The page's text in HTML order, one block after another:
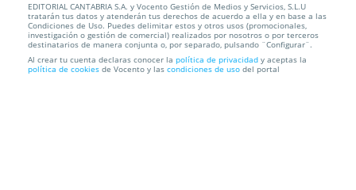
30€
EXCLUSIVO GASTROPLAN ARROCES EN
EDITORIAL CANTABRIA S.A. y Vocento Gestión de Medios y Servicios, S.L.U
tratarán tus datos y atenderán tus derechos de acuerdo a ella y en base a las
Condiciones de Uso. Puedes delimitar estos y otros usos (promocionales,
investigación o gestión de comercial) realizados por nosotros o por terceros
destinatarios de manera conjunta o, por separado, pulsando ¨Configurar¨.
Al crear tu cuenta declaras conocer la política de privacidad y aceptas la
política de cookies de Vocento y las condiciones de uso del portal